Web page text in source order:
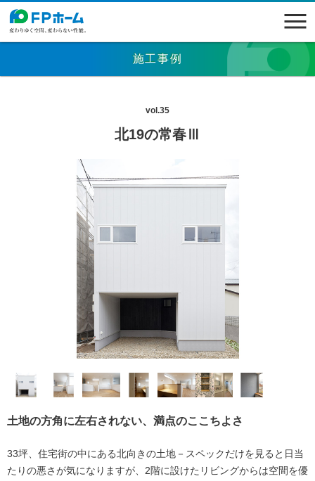
施工事例
vol.35
北19の常春Ⅲ
土地の方角に左右されない、満点のここちよさ
33坪、住宅街の中にある北向きの土地－スペックだけを見ると日当
たりの悪さが気になりますが、2階に設けたリビングからは空間を優